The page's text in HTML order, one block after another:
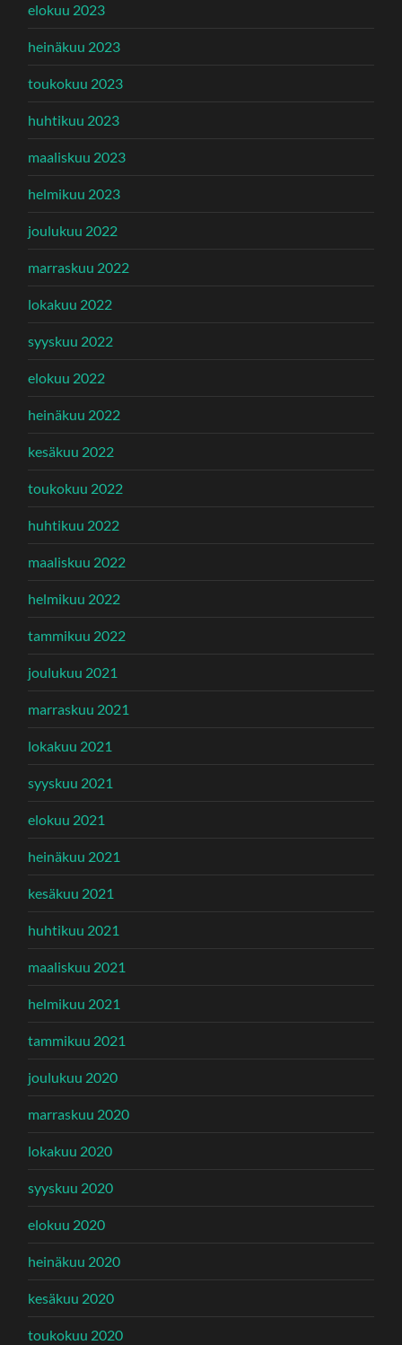
elokuu 2023
heinäkuu 2023
toukokuu 2023
huhtikuu 2023
maaliskuu 2023
helmikuu 2023
joulukuu 2022
marraskuu 2022
lokakuu 2022
syyskuu 2022
elokuu 2022
heinäkuu 2022
kesäkuu 2022
toukokuu 2022
huhtikuu 2022
maaliskuu 2022
helmikuu 2022
tammikuu 2022
joulukuu 2021
marraskuu 2021
lokakuu 2021
syyskuu 2021
elokuu 2021
heinäkuu 2021
kesäkuu 2021
huhtikuu 2021
maaliskuu 2021
helmikuu 2021
tammikuu 2021
joulukuu 2020
marraskuu 2020
lokakuu 2020
syyskuu 2020
elokuu 2020
heinäkuu 2020
kesäkuu 2020
toukokuu 2020